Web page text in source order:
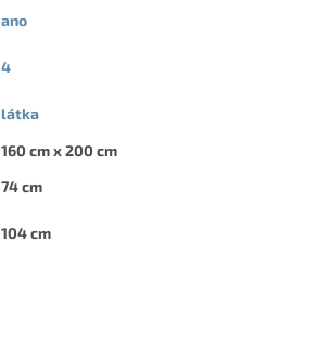
ano
4
látka
160 cm x 200 cm
74 cm
104 cm